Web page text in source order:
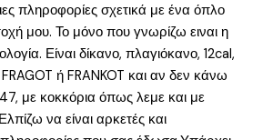
πληροφορίες σχετικά με ένα όπλο
μου. Το μόνο που γνωρίζω ειναι η
Είναι δίκανο, πλαγιόκανο, 12cal,
ή FRANKOT και αν δεν κάνω
με κοκκόρια όπως λεμε και με
να είναι αρκετές και